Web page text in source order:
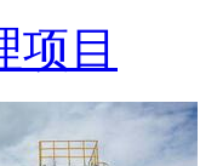
项目